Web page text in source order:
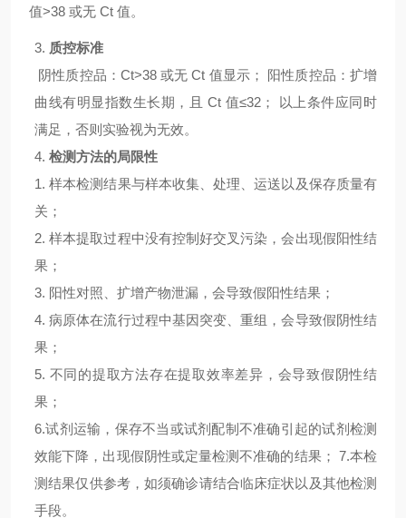
值>38 或无 Ct 值。
3. 质控标准
阴性质控品： Ct>38 或无 Ct 值显示； 阳性质控品：扩增
曲线有明显指数生长期，且 Ct 值≤32； 以上条件应同时
满足，否则实验视为无效。
4. 检测方法的局限性
1. 样本检测结果与样本收集、处理、运送以及保存质量有
关；
2. 样本提取过程中没有控制好交叉污染，会出现假阳性结
果；
3. 阳性对照、扩增产物泄漏，会导致假阳性结果；
4. 病原体在流行过程中基因突变、重组，会导致假阴性结
果；
5. 不同的提取方法存在提取效率差异，会导致假阴性结
果；
6.试剂运输，保存不当或试剂配制不准确引起的试剂检测
效能下降，出现假阴性或定量检测不准确的结果； 7.本检
测结果仅供参考，如须确诊请结合临床症状以及其他检测
手段。